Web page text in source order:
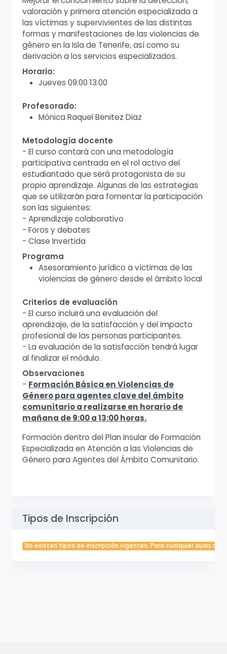
valoración y primera atención especializada a
las víctimas y supervivientes de las distintas
formas y manifestaciones de las violencias de
género en la Isla de Tenerife, así como su
derivación a los servicios especializados.
Horario:
Jueves 09:00 13:00
Profesorado:
Mónica Raquel Benitez Diaz
Metodología docente
- El curso contará con una metodología
participativa centrada en el rol activo del
estudiantado que será protagonista de su
propio aprendizaje. Algunas de las estrategias
que se utilizarán para fomentar la participación
son las siguientes:
- Aprendizaje colaborativo
- Foros y debates
- Clase Invertida
Programa
Asesoramiento jurídico a víctimas de las
violencias de género desde el ámbito local
Criterios de evaluación
- El curso incluirá una evaluación del
aprendizaje, de la satisfacción y del impacto
profesional de las personas participantes.
- La evaluación de la satisfacción tendrá lugar
al finalizar el módulo.
Observaciones
- Formación Básica en Violencias de
Género para agentes clave del ámbito
comunitario a realizarse en horario de
mañana de 9:00 a 13:00 horas.
Formación dentro del Plan Insular de Formación
Especializada en Atención a las Violencias de
Género para Agentes del Ámbito Comunitario.
Tipos de Inscripción
No existen tipos de inscripción vigentes. Para cualquier duda